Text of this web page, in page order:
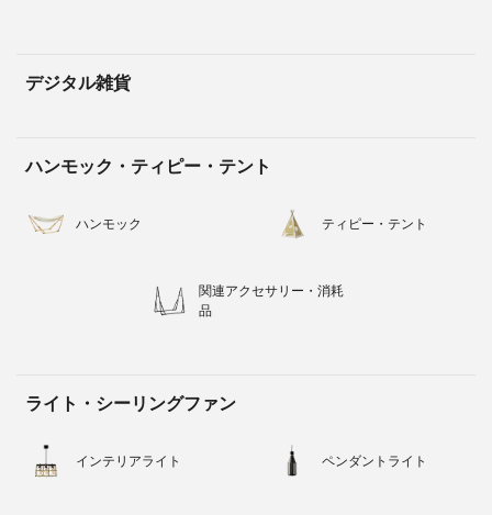
デジタル雑貨
ハンモック・ティピー・テント
ハンモック ティピー・テント
関連アクセサリー・消耗
品
ライト・シーリングファン
インテリアライト ペンダントライト